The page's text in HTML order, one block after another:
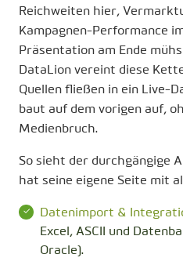
Reichweiten hier,
Kampagnen-Performance
Präsentation am Ende
DataLion vereint diese
Quellen fließen in ein Live-
baut auf dem vorigen auf,
Medienbruch.
So sieht der durchgängige
hat seine eigene Seite mit
Datenimport &
Excel, ASCII und
Oracle).